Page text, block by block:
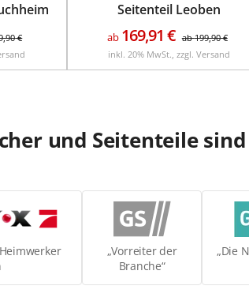
€
Seitenteil Leoben
ab 169,91 € ab199,90€
inkl. 20% MwSt., zzgl. Versand
und Seitenteile
„Vorreiter der
Branche“
„Die